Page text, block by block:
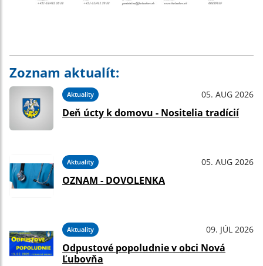
Zoznam aktualít:
Aktuality 05. AUG 2026
Deň úcty k domovu - Nositelia tradícií
Aktuality 05. AUG 2026
OZNAM - DOVOLENKA
Aktuality 09. JÚL 2026
Odpustové popoludnie v obci Nová
Ľubovňa